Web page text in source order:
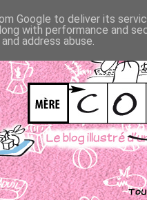
Google to deliver its
with performance and
address abuse.